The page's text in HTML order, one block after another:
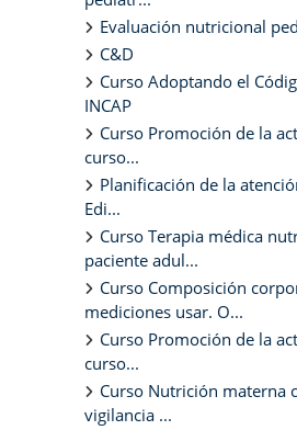
Evaluación nutricional
C&D
Curso Adoptando el
INCAP
Curso Promoción de la
curso...
Planificación de la
Edi...
Curso Terapia médica
paciente adul...
Curso Composición
mediciones usar. O...
Curso Promoción de la
curso...
Curso Nutrición materna
vigilancia ...